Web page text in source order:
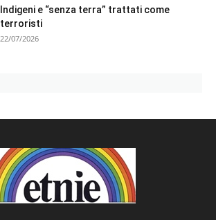
Indigeni e “senza terra” trattati come
terroristi
22/07/2026